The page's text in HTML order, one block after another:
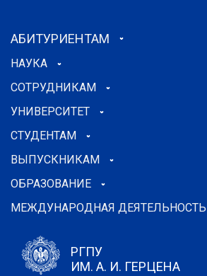
АБИТУРИЕНТАМ
НАУКА
СОТРУДНИКАМ
УНИВЕРСИТЕТ
СТУДЕНТАМ
ВЫПУСКНИКАМ
ОБРАЗОВАНИЕ
МЕЖДУНАРОДНАЯ ДЕЯТЕЛЬНОСТЬ
РГПУ
ИМ. А. И. ГЕРЦЕНА